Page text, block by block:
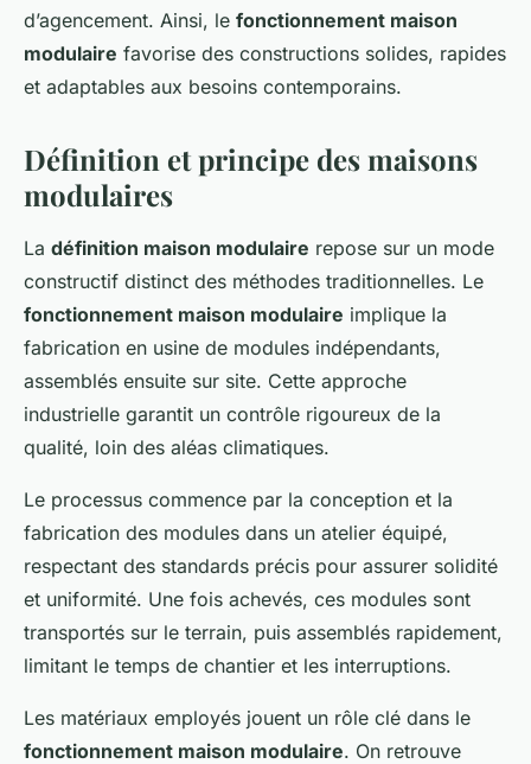
d’agencement. Ainsi, le fonctionnement maison
modulaire favorise des constructions solides, rapides
et adaptables aux besoins contemporains.
Définition et principe des maisons
modulaires
La définition maison modulaire repose sur un mode
constructif distinct des méthodes traditionnelles. Le
fonctionnement maison modulaire implique la
fabrication en usine de modules indépendants,
assemblés ensuite sur site. Cette approche
industrielle garantit un contrôle rigoureux de la
qualité, loin des aléas climatiques.
Le processus commence par la conception et la
fabrication des modules dans un atelier équipé,
respectant des standards précis pour assurer solidité
et uniformité. Une fois achevés, ces modules sont
transportés sur le terrain, puis assemblés rapidement,
limitant le temps de chantier et les interruptions.
Les matériaux employés jouent un rôle clé dans le
fonctionnement maison modulaire. On retrouve